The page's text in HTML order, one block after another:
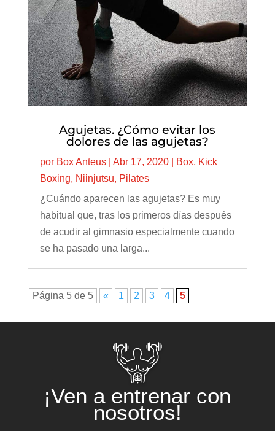
Agujetas. ¿Cómo evitar los
dolores de las agujetas?
por Box Anteus| Abr 17, 2020| Box, Kick
Boxing, Niinjutsu, Pilates
¿Cuándo aparecen las agujetas? Es muy
habitual que, tras los primeros días después
de acudir al gimnasio especialmente cuando
se ha pasado una larga...
Página 5 de 5 « 1 2 3 4 5
¡Ven a entrenar con
nosotros!